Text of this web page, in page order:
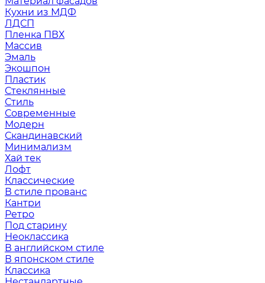
Кухни из МДФ
ЛДСП
Пленка ПВХ
Массив
Эмаль
Экошпон
Пластик
Стеклянные
Стиль
Современные
Модерн
Скандинавский
Минимализм
Хай тек
Лофт
Классические
В стиле прованс
Кантри
Ретро
Под старину
Неоклассика
В английском стиле
В японском стиле
Классика